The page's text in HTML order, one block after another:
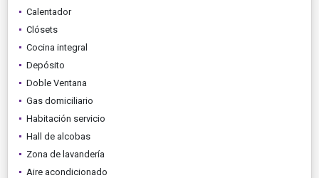
Calentador
Clósets
Cocina integral
Depósito
Doble Ventana
Gas domiciliario
Habitación servicio
Hall de alcobas
Zona de lavandería
Aire acondicionado